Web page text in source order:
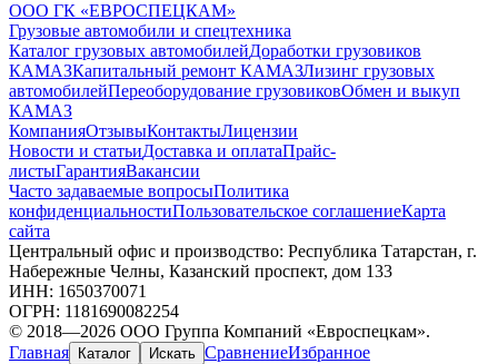
ООО ГК «ЕВРОСПЕЦКАМ»
Грузовые автомобили и спецтехника
Каталог грузовых автомобилейДоработки грузовиков
КАМАЗКапитальный ремонт КАМАЗЛизинг грузовых
автомобилейПереоборудование грузовиковОбмен и выкуп
КАМАЗ
КомпанияОтзывыКонтактыЛицензии
Новости и статьиДоставка и оплатаПрайс-
листыГарантияВакансии
Часто задаваемые вопросыПолитика
конфиденциальностиПользовательское соглашениеКарта
сайта
Центральный офис и производство: Республика Татарстан, г.
Набережные Челны, Казанский проспект, дом 133
ИНН: 1650370071
ОГРН: 1181690082254
© 2018—2026 ООО Группа Компаний «Евроспецкам».
Главная
Каталог Искать СравнениеИзбранное